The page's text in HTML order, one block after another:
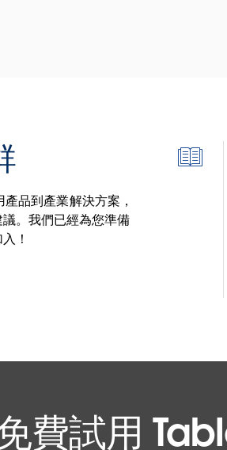
品到產業解決方案，
。我們已經為您準備
！
費試用